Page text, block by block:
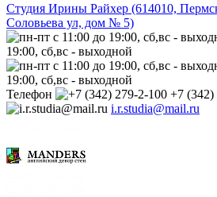
Студия Ирины Райхер (614010,
Соловьева ул, дом № 5)
19:00, сб,вс - выходной
19:00, сб,вс - выходной
Телефон
+7 (342)
i.r.studia@mail.ru